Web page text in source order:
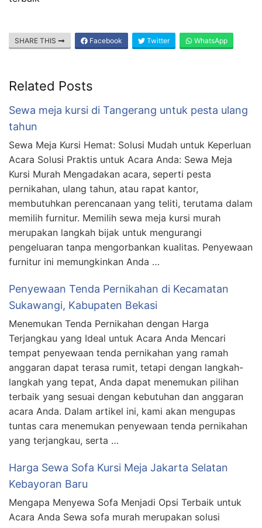
SHARE THIS Facebook Twitter WhatsApp
Related Posts
Sewa meja kursi di Tangerang untuk pesta ulang
tahun
Sewa Meja Kursi Hemat: Solusi Mudah untuk Keperluan
Acara Solusi Praktis untuk Acara Anda: Sewa Meja
Kursi Murah Mengadakan acara, seperti pesta
pernikahan, ulang tahun, atau rapat kantor,
membutuhkan perencanaan yang teliti, terutama dalam
memilih furnitur. Memilih sewa meja kursi murah
merupakan langkah bijak untuk mengurangi
pengeluaran tanpa mengorbankan kualitas. Penyewaan
furnitur ini memungkinkan Anda …
Penyewaan Tenda Pernikahan di Kecamatan
Sukawangi, Kabupaten Bekasi
Menemukan Tenda Pernikahan dengan Harga
Terjangkau yang Ideal untuk Acara Anda Mencari
tempat penyewaan tenda pernikahan yang ramah
anggaran dapat terasa rumit, tetapi dengan langkah-
langkah yang tepat, Anda dapat menemukan pilihan
terbaik yang sesuai dengan kebutuhan dan anggaran
acara Anda. Dalam artikel ini, kami akan mengupas
tuntas cara menemukan penyewaan tenda pernikahan
yang terjangkau, serta …
Harga Sewa Sofa Kursi Meja Jakarta Selatan
Kebayoran Baru
Mengapa Menyewa Sofa Menjadi Opsi Terbaik untuk
Acara Anda Sewa sofa murah merupakan solusi